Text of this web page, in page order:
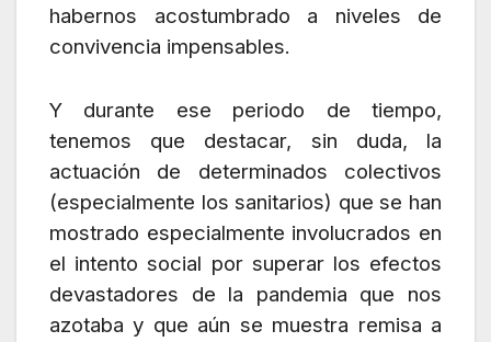
habernos acostumbrado a niveles de
convivencia impensables.
Y durante ese periodo de tiempo,
tenemos que destacar, sin duda, la
actuación de determinados colectivos
(especialmente los sanitarios) que se han
mostrado especialmente involucrados en
el intento social por superar los efectos
devastadores de la pandemia que nos
azotaba y que aún se muestra remisa a